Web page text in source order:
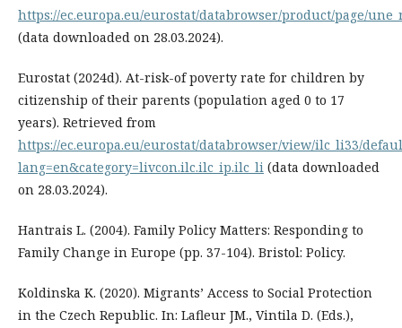
https://ec.europa.eu/eurostat/databrowser/product/page/
(data downloaded on 28.03.2024).
Eurostat (2024d). At-risk-of poverty rate for children by
citizenship of their parents (population aged 0 to 17
years). Retrieved from
https://ec.europa.eu/eurostat/databrowser/view/ilc_li33/
lang=en&category=livcon.ilc.ilc_ip.ilc_li (data downloaded
on 28.03.2024).
Hantrais L. (2004). Family Policy Matters: Responding to
Family Change in Europe (pp. 37-104). Bristol: Policy.
Koldinska K. (2020). Migrants’ Access to Social Protection
in the Czech Republic. In: Lafleur JM., Vintila D. (Eds.),